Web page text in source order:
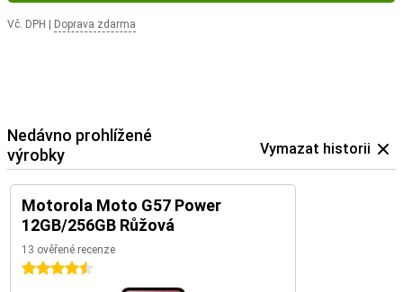
Vč. DPH Doprava zdarma
Nedávno prohlížené
výrobky
Vymazat historii
Motorola Moto G57 Power
12GB/256GB Růžová
13 ověřené recenze
4.5 hvězdičky